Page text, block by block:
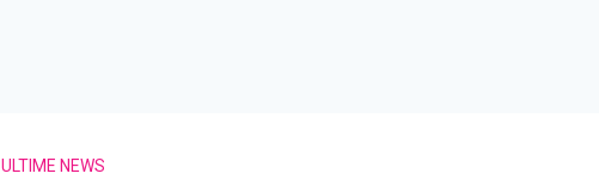
ULTIME NEWS